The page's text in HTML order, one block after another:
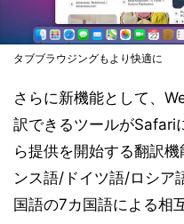
タブブラウジングもより快適に
さらに新機能として、
訳できるツールがSafari
ら提供を開始する翻訳
ンス語/ドイツ語/ロシア
国語の7カ国語による相